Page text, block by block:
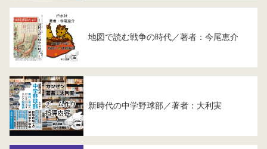
地図で読む戦争の時代／著者：今尾恵介
新時代の中学野球部／著者：大利実